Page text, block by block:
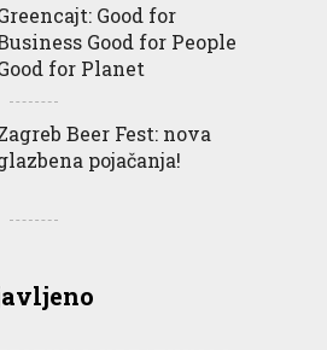
Good for
Good for People
for Planet
Beer Fest: nova
pojačanja!